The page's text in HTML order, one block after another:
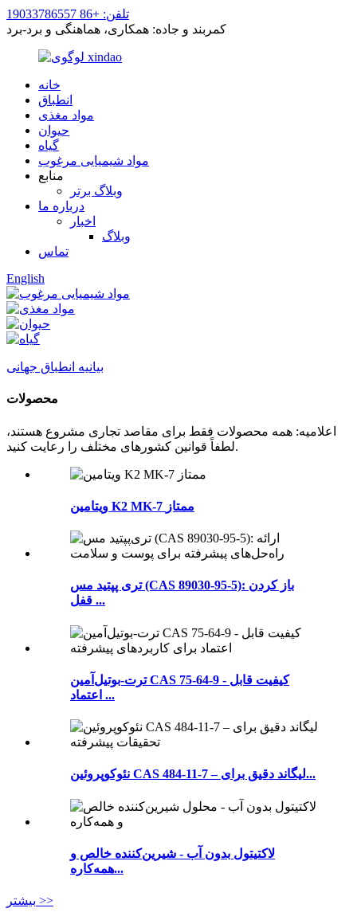
تلفن: +86 19033786557
کمربند و جاده: همکاری، هماهنگی و برد-برد
خانه
انطباق
مواد مغذی
حیوان
گیاه
مواد شیمیایی مرغوب
منابع
وبلاگ برتر
درباره ما
اخبار
وبلاگ
تماس
English
بیانیه انطباق جهانی
محصولات
اعلامیه: همه محصولات فقط برای مقاصد تجاری مشروع هستند،
لطفاً قوانین کشورهای مختلف را رعایت کنید.
ویتامین K2 MK-7 ممتاز
تری پپتید مس (CAS 89030-95-5): باز کردن
قفل ...
ترت-بوتیل‌آمین CAS 75-64-9 - کیفیت قابل
اعتماد ...
نئوکوپروئین CAS 484-11-7 – لیگاند دقیق برای...
لاکتیتول بدون آب - شیرین‌کننده خالص و
همه‌کاره...
بیشتر >>